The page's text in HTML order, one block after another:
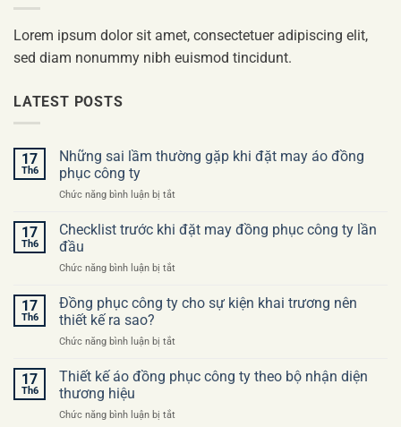
Lorem ipsum dolor sit amet, consectetuer adipiscing elit,
sed diam nonummy nibh euismod tincidunt.
LATEST POSTS
17
Th6
Những sai lầm thường gặp khi đặt may áo đồng
phục công ty
Chức năng bình luận bị tắt
sai
lầm
gặp
đặt
đồng
công
17
Th6
Checklist trước khi đặt may đồng phục công ty lần
đầu
Chức năng bình luận bị tắt
trước
may
phục
lần
17
Th6
Đồng phục công ty cho sự kiện khai trương nên
thiết kế ra sao?
Chức năng bình luận bị tắt
phục
công
cho
17
Th6
Thiết kế áo đồng phục công ty theo bộ nhận diện
thương hiệu
Chức năng bình luận bị tắt